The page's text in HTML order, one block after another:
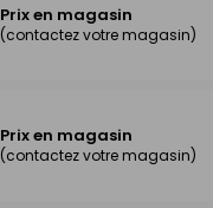
Prix en magasin
(contactez votre magasin)
Prix en magasin
(contactez votre magasin)